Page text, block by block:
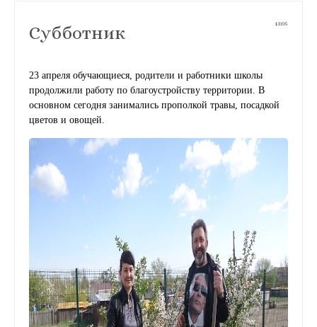
13:05
Субботник
23 апреля обучающиеся, родители и работники школы
продолжили работу по благоустройству территории. В
основном сегодня занимались прополкой травы, посадкой
цветов и овощей.